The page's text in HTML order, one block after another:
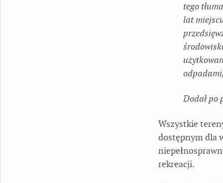
tego
lat
Dodał po
Wszystkie
dostępnym dla
rekreacji.